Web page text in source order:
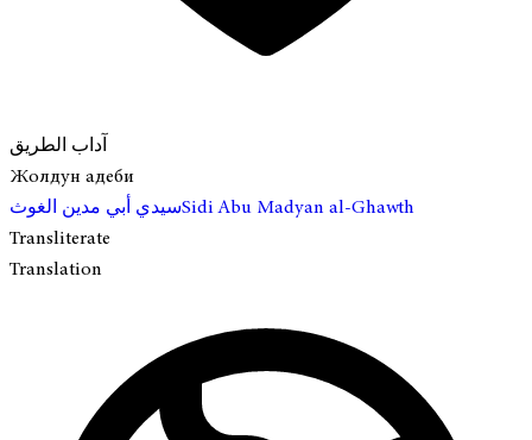
آداب الطريق
Жолдун адеби
سيدي أبي مدين الغوثSidi Abu Madyan al-Ghawth
Transliterate
Translation